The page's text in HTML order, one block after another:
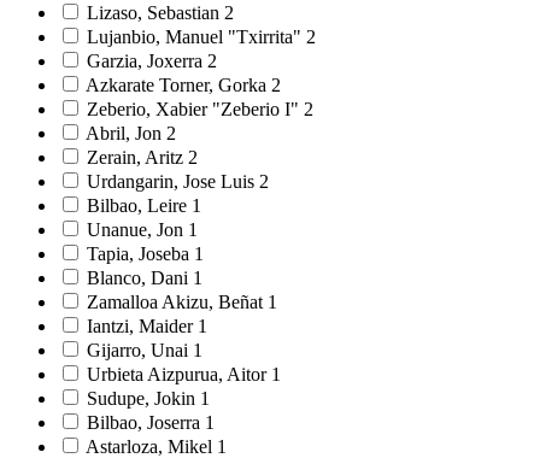
Lizaso, Sebastian 2
Lujanbio, Manuel "Txirrita" 2
Garzia, Joxerra 2
Azkarate Torner, Gorka 2
Zeberio, Xabier "Zeberio I" 2
Abril, Jon 2
Zerain, Aritz 2
Urdangarin, Jose Luis 2
Bilbao, Leire 1
Unanue, Jon 1
Tapia, Joseba 1
Blanco, Dani 1
Zamalloa Akizu, Beñat 1
Iantzi, Maider 1
Gijarro, Unai 1
Urbieta Aizpurua, Aitor 1
Sudupe, Jokin 1
Bilbao, Joserra 1
Astarloza, Mikel 1